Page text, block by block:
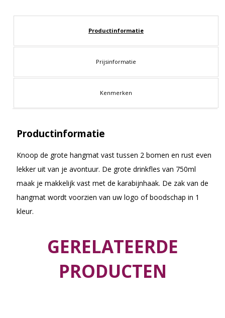
Productinformatie
Prijsinformatie
Kenmerken
Productinformatie
Knoop de grote hangmat vast tussen 2 bomen en rust even
lekker uit van je avontuur. De grote drinkfles van 750ml
maak je makkelijk vast met de karabijnhaak. De zak van de
hangmat wordt voorzien van uw logo of boodschap in 1
kleur.
GERELATEERDE
PRODUCTEN